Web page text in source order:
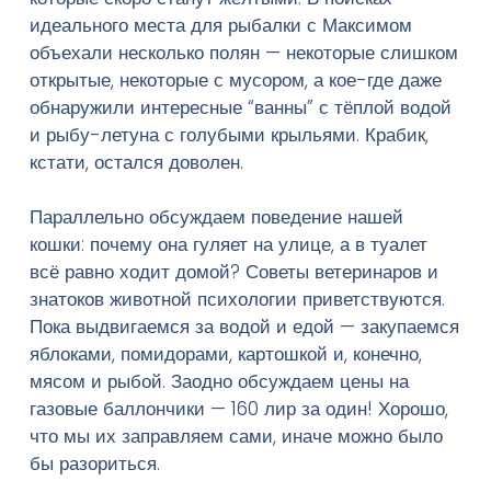
Введите текст и нажмите Enter
идеального места для рыбалки с Максимом
объехали несколько полян — некоторые слишком
открытые, некоторые с мусором, а кое-где даже
обнаружили интересные “ванны” с тёплой водой
и рыбу-летуна с голубыми крыльями. Крабик,
кстати, остался доволен.
Параллельно обсуждаем поведение нашей
кошки: почему она гуляет на улице, а в туалет
всё равно ходит домой? Советы ветеринаров и
знатоков животной психологии приветствуются.
Пока выдвигаемся за водой и едой — закупаемся
яблоками, помидорами, картошкой и, конечно,
мясом и рыбой. Заодно обсуждаем цены на
газовые баллончики — 160 лир за один! Хорошо,
что мы их заправляем сами, иначе можно было
бы разориться.